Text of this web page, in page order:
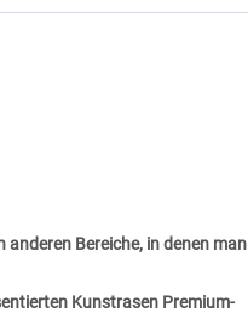
anderen Bereiche, in denen man
Kunstrasen Premium-